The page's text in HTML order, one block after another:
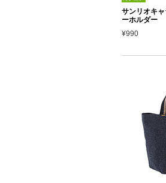
サンリオキ
ーホルダー
¥990